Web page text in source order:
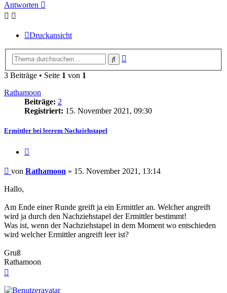
Antworten
Druckansicht
Suche
3 Beiträge • Seite 1 von 1
Rathamoon
Beiträge: 2
Registriert: 15. November 2021, 09:30
Ermittler bei leerem Nachziehstapel
Beitrag
von Rathamoon » 15. November 2021, 13:14
Hallo,
Am Ende einer Runde greift ja ein Ermittler an. Welcher angreift
wird ja durch den Nachziehstapel der Ermittler bestimmt!
Was ist, wenn der Nachziehstapel in dem Moment wo entschieden
wird welcher Ermittler angreift leer ist?
Gruß
Rathamoon